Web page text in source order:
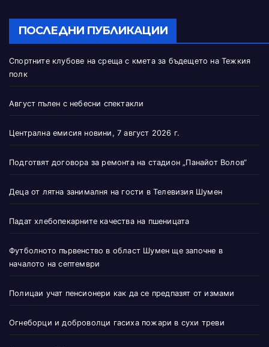
ПОСЛЕДНИ ПУБЛИКАЦИИ
Спортните клубове на среща с кмета за бъдещето на Тежкия
полк
Август пълен с небесни спектакли
Централна емисия новини, 7 август 2026 г.
Подготвят договора за ремонта на стадион „Панайот Волов“
Деца от лятна занималня на гости в Телевизия Шумен
Падат хлебопекарните качества на пшеницата
Футболното първенство в област Шумен ще започне в
началото на септември
Полицаи учат пенсионери как да се предпазят от измами
Огнеборци и доброволци гасиха пожари в сухи треви